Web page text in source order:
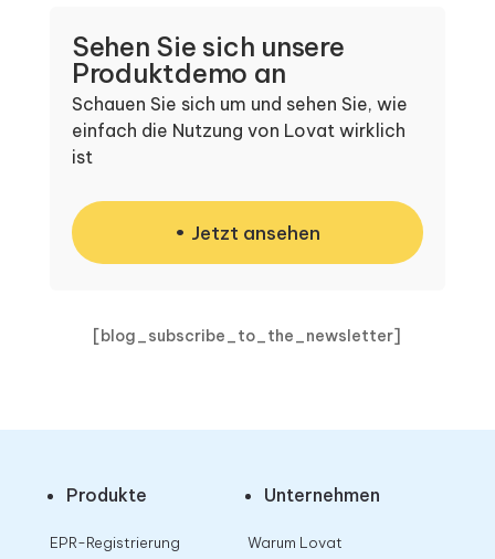
Sehen Sie sich unsere
Produktdemo an
Schauen Sie sich um und sehen Sie, wie
einfach die Nutzung von Lovat wirklich
ist
Jetzt ansehen
[blog_subscribe_to_the_newsletter]
Produkte
EPR-Registrierung
Unternehmen
Warum Lovat